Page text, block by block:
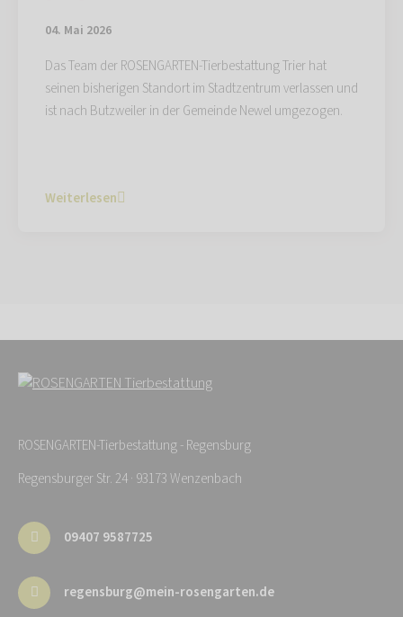
04. Mai 2026
Das Team der ROSENGARTEN-Tierbestattung Trier hat
seinen bisherigen Standort im Stadtzentrum verlassen und
ist nach Butzweiler in der Gemeinde Newel umgezogen.
Weiterlesen
ROSENGARTEN-Tierbestattung - Regensburg
Regensburger Str. 24 · 93173 Wenzenbach
09407 9587725
regensburg@mein-rosengarten.de